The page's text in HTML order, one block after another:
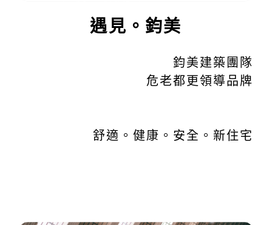
遇見。鈞美
鈞美建築團隊
危老都更領導品牌
舒適。健康。安全。新住宅